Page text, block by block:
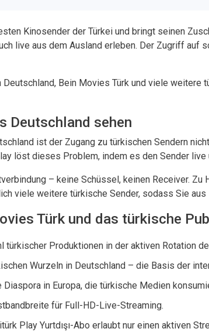
Kinosender der Türkei und bringt seinen
live aus dem Ausland erleben. Der Zugriff
Bein Movies Türk und viele
Deutschland sehen
ist der Zugang zu türkischen Sendern
löst dieses Problem, indem es den Sender
– keine Schüssel, keinen Receiver.
viele weitere türkische Sender, sodass Sie
Türk und das türkische
türkischer Produktionen in der aktiven Rotation
Wurzeln in Deutschland – die Basis der
Diaspora in Europa, die türkische Medien
für Full-HD-Live-Streaming.
Play Yurtdışı-Abo erlaubt nur einen aktiven